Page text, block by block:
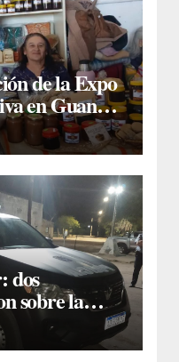
de la Expo
en Guanaco
dos
sobre la
sufrió